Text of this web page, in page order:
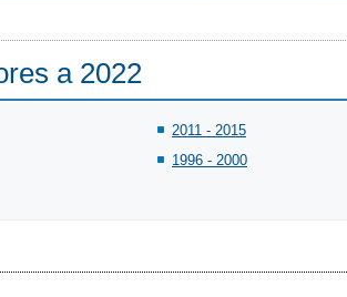
a 2022
2011 - 2015
1996 - 2000